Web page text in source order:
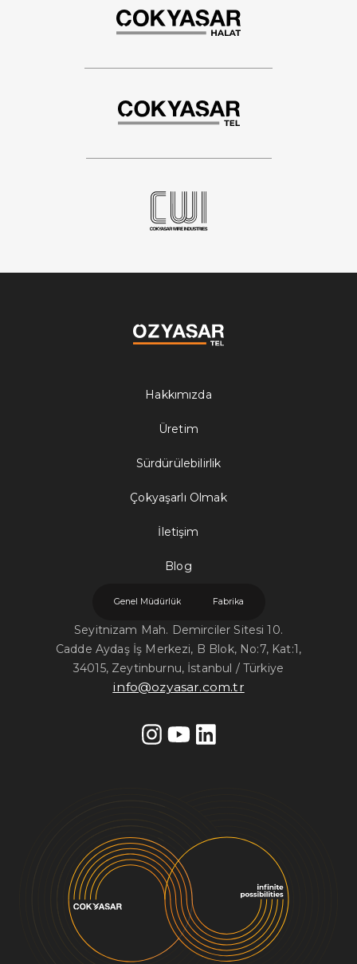
Hakkımızda
Üretim
Sürdürülebilirlik
Çokyaşarlı Olmak
İletişim
Blog
Genel Müdürlük Fabrika
Seyitnizam Mah. Demirciler Sitesi 10.
Cadde Aydaş İş Merkezi, B Blok, No:7, Kat:1,
34015, Zeytinburnu, İstanbul / Türkiye
info@ozyasar.com.tr